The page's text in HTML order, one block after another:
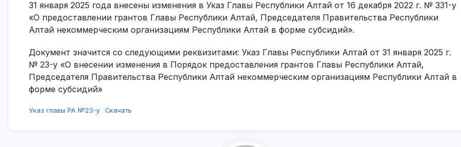
в
порядок
грантов
31 января 2025 года внесены изменения в Указ Главы Республики Алтай от 16 декабря 2022 г. № 331-у
«О предоставлении грантов Главы Республики Алтай, Председателя Правительства Республики
Алтай некоммерческим организациям Республики Алтай в форме субсидий».
Документ значится со следующими реквизитами: Указ Главы Республики Алтай от 31 января 2025 г.
№ 23-у «О внесении изменения в Порядок предоставления грантов Главы Республики Алтай,
Председателя Правительства Республики Алтай некоммерческим организациям Республики Алтай в
форме субсидий»
Указ главы РА №23-у Скачать